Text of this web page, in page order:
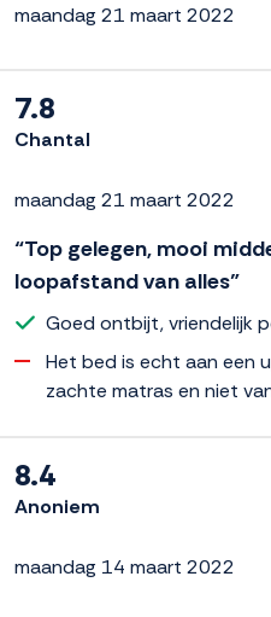
maandag 21 maart 2022
7.8
Chantal
maandag 21 maart 2022
“Top gelegen, mooi
loopafstand van alles”
Goed ontbijt, vriendelijk
Het bed is echt aan een
zachte matras en niet
8.4
Anoniem
maandag 14 maart 2022